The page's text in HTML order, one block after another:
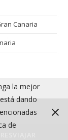
Canaria
la mejor
dando
de